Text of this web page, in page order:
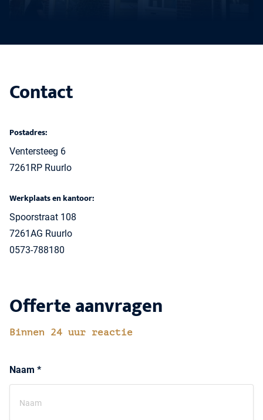
Contact
Postadres:
Ventersteeg 6
7261RP Ruurlo
Werkplaats en kantoor:
Spoorstraat 108
7261AG Ruurlo
0573-788180
Offerte aanvragen
Binnen 24 uur reactie
Naam *